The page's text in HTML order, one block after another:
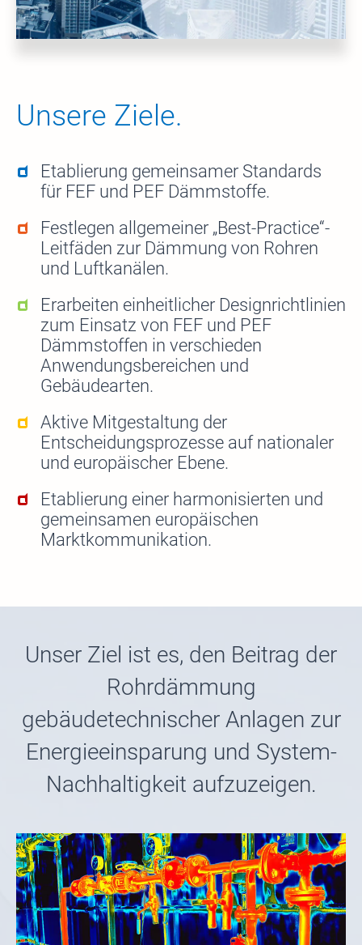
Unsere Ziele.
Etablierung gemeinsamer Standards
für FEF und PEF Dämmstoffe.
Festlegen allgemeiner „Best-Practice“-
Leitfäden zur Dämmung von Rohren
und Luftkanälen.
Erarbeiten einheitlicher Designrichtlinien
zum Einsatz von FEF und PEF
Dämmstoffen in verschieden
Anwendungsbereichen und
Gebäudearten.
Aktive Mitgestaltung der
Entscheidungsprozesse auf nationaler
und europäischer Ebene.
Etablierung einer harmonisierten und
gemeinsamen europäischen
Marktkommunikation.
Unser Ziel ist es, den Beitrag der
Rohrdämmung
gebäudetechnischer Anlagen zur
Energieeinsparung und System-
Nachhaltigkeit aufzuzeigen.